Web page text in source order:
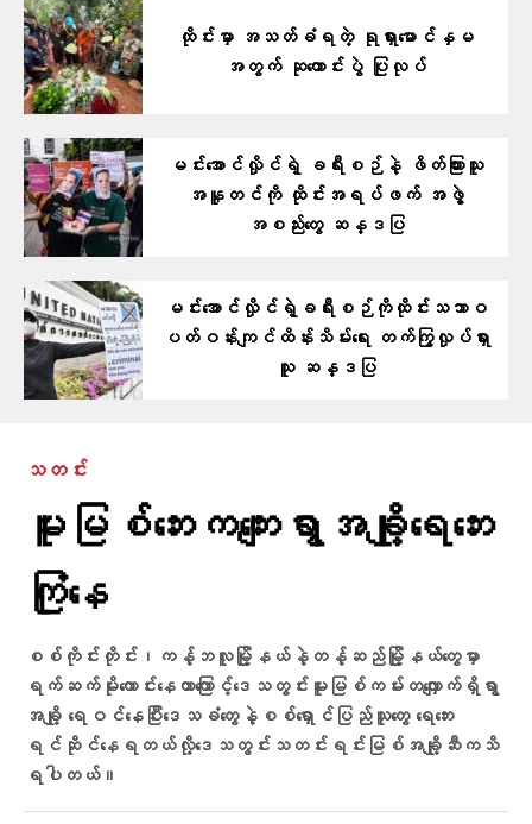
ထိုင်းမှာ အသတ်ခံရတဲ့ ရုရှားမောင်နှမ
အတွက် ဆုတောင်းပွဲ ပြုလုပ်
မင်းအောင်လှိုင်ရဲ့ ခရီးစဉ်နဲ့ ဖိတ်ကြားသူ
အနူတင်ကို ထိုင်းအရပ်ဖက် အဖွဲ့
အစည်းတွေ ဆန္ဒပြ
မင်းအောင်လှိုင်ရဲ့ခရီးစဉ်ကိုထိုင်းသဘာဝ
ပတ်ဝန်းကျင်ထိန်းသိမ်းရေး တက်ကြွလှုပ်ရှား
သူ ဆန္ဒပြ
သတင်း
မူးမြစ်ဘေးကကျေးရွာအချို့ရေဘေး
ကြုံနေ
စစ်ကိုင်းတိုင်း၊ကန့်ဘလူမြို့နယ်နဲ့တန့်ဆည်မြို့နယ်တွေမှာ
ရက်ဆက်မိုးကောင်းနေတာကြောင့်ဒေသတွင်းမူးမြစ်ကမ်းတလျှောက်ရှိရွာ
အချို့ ရေဝင်နေပြီးဒေသခံတွေနဲ့စစ်ရှောင်ပြည်သူတွေ ရေဘေး
ရင်ဆိုင်နေရတယ်လို့ဒေသတွင်းသတင်းရင်းမြစ်အချို့ဆီကသိ
ရပါတယ်။